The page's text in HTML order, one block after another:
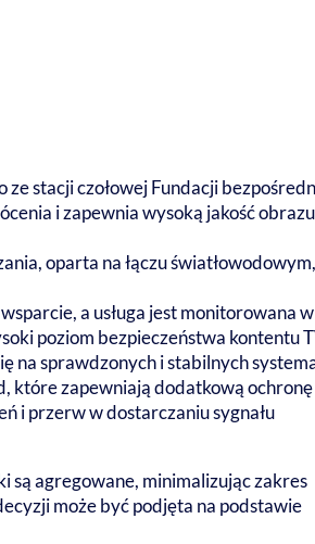
stacji czołowej Fundacji
i zapewnia wysoką jakość
oparta na łączu światłowodowym,
a usługa jest monitorowana
poziom bezpieczeństwa kontentu
na sprawdzonych i stabilnych
które zapewniają dodatkową
i przerw w dostarczaniu sygnału
są agregowane, minimalizując zakres
może być podjęta na podstawie